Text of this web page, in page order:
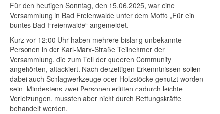
Für den heutigen Sonntag, den 15.06.2025, war eine
Versammlung in Bad Freienwalde unter dem Motto „Für ein
buntes Bad Freienwalde“ angemeldet.
Kurz vor 12:00 Uhr haben mehrere bislang unbekannte
Personen in der Karl-Marx-Straße Teilnehmer der
Versammlung, die zum Teil der queeren Community
angehörten, attackiert. Nach derzeitigen Erkenntnissen sollen
dabei auch Schlagwerkzeuge oder Holzstöcke genutzt worden
sein. Mindestens zwei Personen erlitten dadurch leichte
Verletzungen, mussten aber nicht durch Rettungskräfte
behandelt werden.